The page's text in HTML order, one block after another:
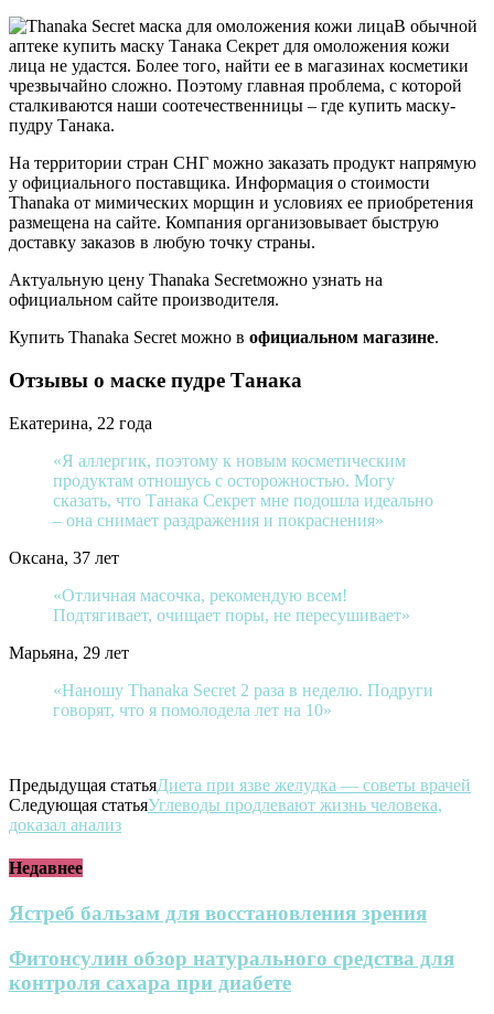
В обычной
аптеке купить маску Танака Секрет для омоложения кожи
лица не удастся. Более того, найти ее в магазинах косметики
чрезвычайно сложно. Поэтому главная проблема, с которой
сталкиваются наши соотечественницы – где купить маску-
пудру Танака.
На территории стран СНГ можно заказать продукт напрямую
у официального поставщика. Информация о стоимости
Thanaka от мимических морщин и условиях ее приобретения
размещена на сайте. Компания организовывает быструю
доставку заказов в любую точку страны.
Актуальную цену Thanaka Secretможно узнать на
официальном сайте производителя.
Купить Thanaka Secret можно в официальном магазине.
Отзывы о маске пудре Танака
Екатерина, 22 года
«Я аллергик, поэтому к новым косметическим
продуктам отношусь с осторожностью. Могу
сказать, что Танака Секрет мне подошла идеально
– она снимает раздражения и покраснения»
Оксана, 37 лет
«Отличная масочка, рекомендую всем!
Подтягивает, очищает поры, не пересушивает»
Марьяна, 29 лет
«Наношу Thanaka Secret 2 раза в неделю. Подруги
говорят, что я помолодела лет на 10»
Предыдущая статьяДиета при язве желудка — советы врачей
Следующая статьяУглеводы продлевают жизнь человека,
доказал анализ
Недавнее
Ястреб бальзам для восстановления зрения
Фитонсулин обзор натурального средства для
контроля сахара при диабете